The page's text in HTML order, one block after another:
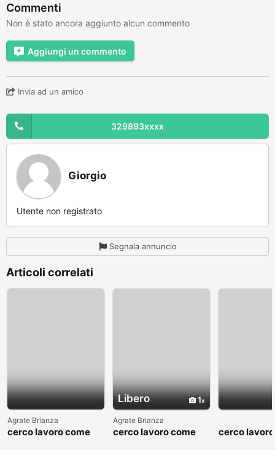
Commenti
Non è stato ancora aggiunto alcun commento
Aggiungi un commento
Invia ad un amico
329893xxxx
Giorgio
Utente non registrato
Segnala annuncio
Articoli correlati
Agrate Brianza
cerco lavoro come
Libero 1
Agrate Brianza
cerco lavoro come
cerco